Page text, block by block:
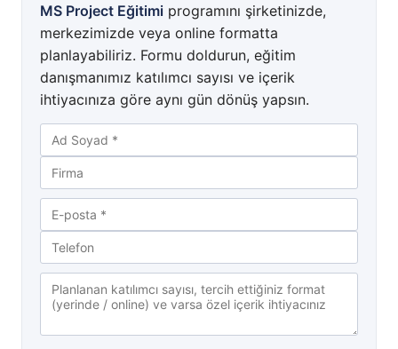
MS Project Eğitimi programını şirketinizde,
merkezimizde veya online formatta
planlayabiliriz. Formu doldurun, eğitim
danışmanımız katılımcı sayısı ve içerik
ihtiyacınıza göre aynı gün dönüş yapsın.